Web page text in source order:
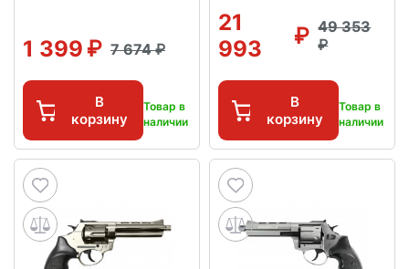
1 399 7 674
В
корзину
Товар в
наличии
21
993
49 353
В
корзину
Товар в
наличии